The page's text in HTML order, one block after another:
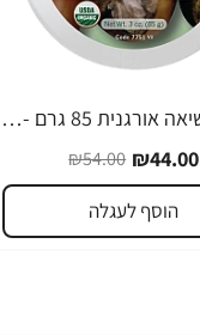
חמאת שיאה אורגנית 85 גרם - מבית NOW FOODS
₪44.00
₪54.00
הוסף לעגלה